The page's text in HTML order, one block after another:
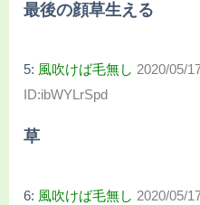
最後の顔草生える
5: 風吹けば毛無し 2020/05/
ID:ibWYLrSpd
草
6: 風吹けば毛無し 2020/05/